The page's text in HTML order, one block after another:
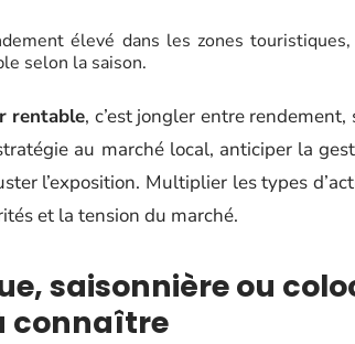
élevé dans les zones
selon la saison.
rentable, c’est jongler entre
au marché local, anticiper la
l’exposition. Multiplier les types
et la tension du marché.
saisonnière ou
connaître